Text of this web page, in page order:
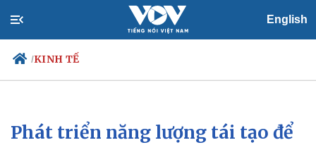
English
/KINH TẾ
Chính trị
Xã hội
Phát triển năng lượng tái tạo để